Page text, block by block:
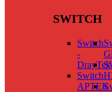
SWITCH
Switch
-
DrayTek
Switch
APTEK